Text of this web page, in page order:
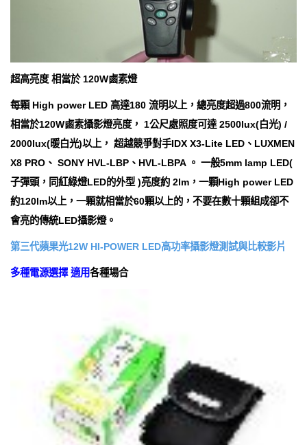
超高亮度 相當於 120W鹵素燈
每顆 High power LED 高達180 流明以上，總亮度超過800流明，
相當於120W鹵素攝影燈亮度， 1公尺處照度可達 2500lux(白光) /
2000lux(暖白光)以上， 超越競爭對手IDX X3-Lite LED、LUXMEN
X8 PRO、 SONY HVL-LBP、HVL-LBPA 。 一般5mm lamp LED(
子彈頭，同紅綠燈LED的外型 )亮度約 2lm，一顆High power LED
約120lm以上，一顆就相當於60顆以上的，不要在數十顆組成卻不
會亮的傳統LED攝影燈。
第三代蘋果光12W HI-POWER LED高功率攝影燈測試與比較影片
多種電源選擇 適用各種場合